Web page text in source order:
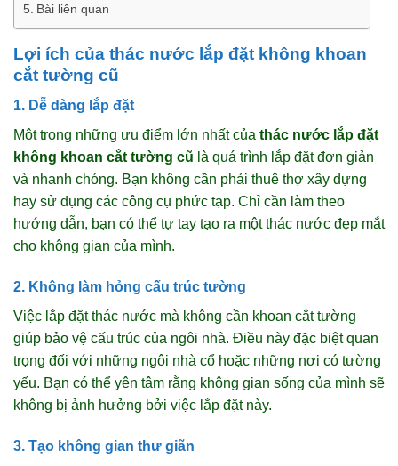
Bài liên quan
Lợi ích của thác nước lắp đặt không khoan
cắt tường cũ
1. Dễ dàng lắp đặt
Một trong những ưu điểm lớn nhất của thác nước lắp đặt
không khoan cắt tường cũ là quá trình lắp đặt đơn giản
và nhanh chóng. Bạn không cần phải thuê thợ xây dựng
hay sử dụng các công cụ phức tạp. Chỉ cần làm theo
hướng dẫn, bạn có thể tự tay tạo ra một thác nước đẹp mắt
cho không gian của mình.
2. Không làm hỏng cấu trúc tường
Việc lắp đặt thác nước mà không cần khoan cắt tường
giúp bảo vệ cấu trúc của ngôi nhà. Điều này đặc biệt quan
trọng đối với những ngôi nhà cổ hoặc những nơi có tường
yếu. Bạn có thể yên tâm rằng không gian sống của mình sẽ
không bị ảnh hưởng bởi việc lắp đặt này.
3. Tạo không gian thư giãn